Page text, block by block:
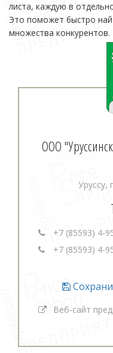
листа, каждую в
Это поможет быстро
множества конкурентов.
ООО
Уруссу,
+7 (85593) 4-
+7 (85593) 4-
Веб-сайт